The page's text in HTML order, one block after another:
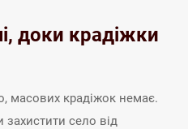
доки крадіжки
масових крадіжок немає.
село від